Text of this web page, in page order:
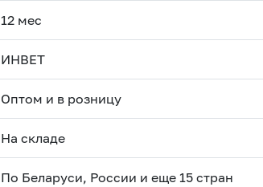
12 мес
ИНВЕТ
Оптом и в розницу
На складе
По Беларуси, России и еще 15 стран